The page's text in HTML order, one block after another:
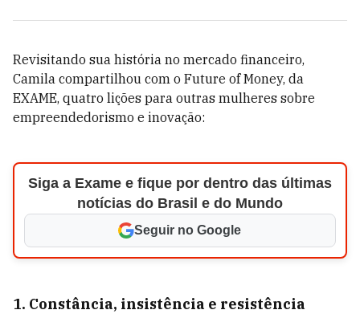
Revisitando sua história no mercado financeiro,
Camila compartilhou com o Future of Money, da
EXAME, quatro lições para outras mulheres sobre
empreendedorismo e inovação:
Siga a Exame e fique por dentro das últimas
notícias do Brasil e do Mundo
Seguir no Google
1. Constância, insistência e resistência